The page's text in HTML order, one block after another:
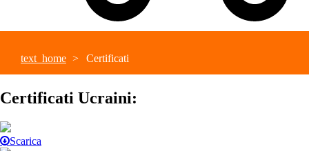
text_home Certificati
Certificati Ucraini:
Scarica